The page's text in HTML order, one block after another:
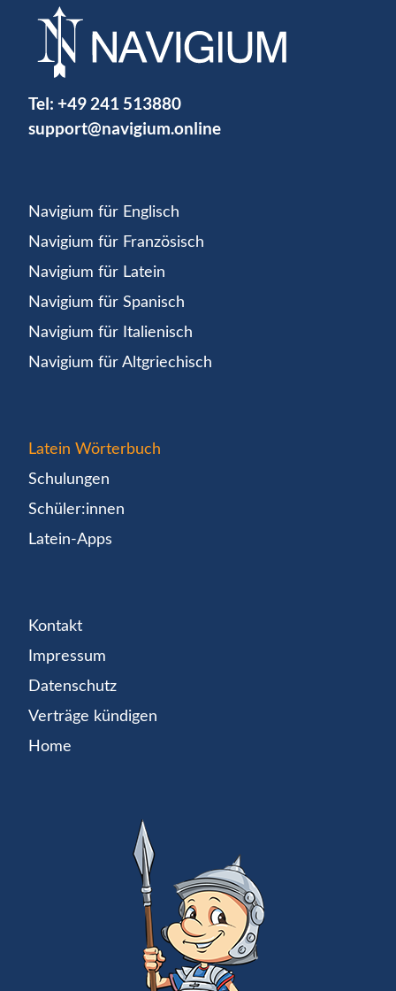
Tel: +49 241 513880
support@navigium.online
Navigium für Englisch
Navigium für Französisch
Navigium für Latein
Navigium für Spanisch
Navigium für Italienisch
Navigium für Altgriechisch
Latein Wörterbuch
Schulungen
Schüler:innen
Latein-Apps
Kontakt
Impressum
Datenschutz
Verträge kündigen
Home